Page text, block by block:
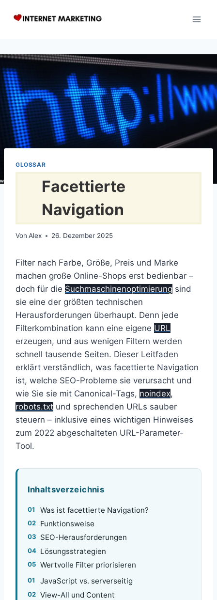
Inhalt
GLOSSAR
Facettierte
Navigation
Von Alex 26. Dezember 2025
Filter nach Farbe, Größe, Preis und Marke
machen große Online-Shops erst bedienbar –
doch für die Suchmaschinenoptimierung sind
sie eine der größten technischen
Herausforderungen überhaupt. Denn jede
Filterkombination kann eine eigene URL
erzeugen, und aus wenigen Filtern werden
schnell tausende Seiten. Dieser Leitfaden
erklärt verständlich, was facettierte Navigation
ist, welche SEO-Probleme sie verursacht und
wie Sie sie mit Canonical-Tags, noindex,
robots.txt und sprechenden URLs sauber
steuern – inklusive eines wichtigen Hinweises
zum 2022 abgeschalteten URL-Parameter-
Tool.
Inhaltsverzeichnis
Was ist facettierte Navigation?
Funktionsweise
SEO-Herausforderungen
Lösungsstrategien
Wertvolle Filter priorisieren
JavaScript vs. serverseitig
View-All und Content